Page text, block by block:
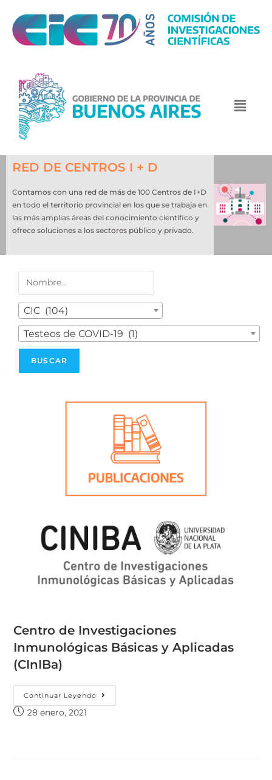
RED DE CENTROS I + D
Contamos con una red de más de 100 Centros de I+D
en todo el territorio provincial en los que se trabaja en
las más amplias áreas del conocimiento científico y
ofrece soluciones a los sectores público y privado.
CIC (104)
Testeos de COVID-19 (1)
Centro de Investigaciones
Inmunológicas Básicas y Aplicadas
(CInIBa)
Continuar Leyendo
28 enero, 2021